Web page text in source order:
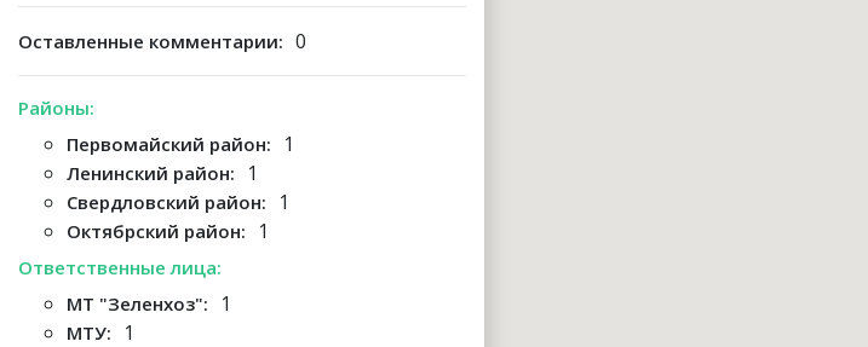
Оставленные комментарии: 0
Районы:
Первомайский район:
1
Ленинский район: 1
Свердловский район: 1
Октябрский район: 1
Ответственные лица:
МТ "Зеленхоз":
1
МТУ: 1